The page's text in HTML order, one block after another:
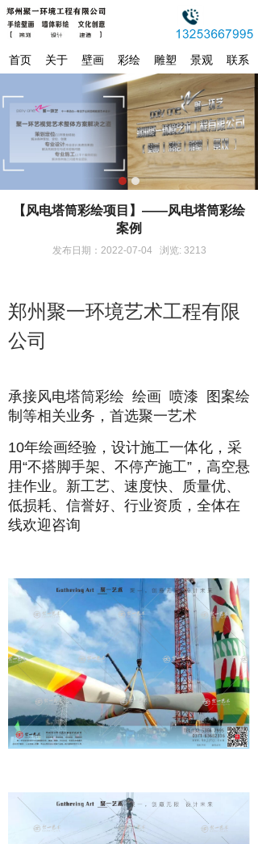
首页 关于 壁画 彩绘 雕塑 景观 联系
1
【风电塔筒彩绘项目】——风电塔筒彩绘
案例
发布日期：2022-07-04 浏览: 3213
郑州聚一环境艺术工程有限
公司
承接风电塔筒彩绘 绘画 喷漆 图案绘
制等相关业务，首选聚一艺术
10年绘画经验，设计施工一体化，采
用“不搭脚手架、不停产施工”，高空悬
挂作业。新工艺、速度快、质量优、
低损耗、信誉好、行业资质，全体在
线欢迎咨询